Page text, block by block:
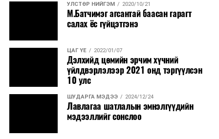
УЛСТӨР НИЙГЭМ 2020/10/21
М.Батчимэг агсантай баасан гарагт
салах ёс гүйцэтгэнэ
ЦАГ ҮЕ 2022/01/07
Дэлхийд цөмийн эрчим хүчний
үйлдвэрлэлээр 2021 онд тэргүүлсэн
10 улс
ШУДАРГА МЭДЭЭ 2024/12/24
Лавлагаа шатлалын эмнэлгүүдийн
мэдээллийг сонслоо